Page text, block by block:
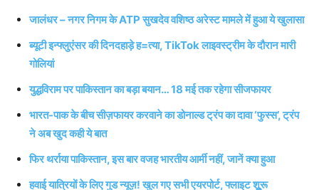
जालंधर – नगर निगम के ATP सुखदेव वशिष्ठ अरेस्ट मामले में हुआ ये खुलासा
ब्यूटी इन्फ्लुएंसर की दिनदहाड़े ह=त्या, TikTok लाइवस्ट्रीम के दौरान मारी
गोलियां
युद्धविराम पर पाकिस्तान का बड़ा बयान… 18 मई तक रहेगा सीजफायर
भारत-पाक के बीच सीज़फायर करवाने का डोनाल्ड ट्रंप का दावा ‘फुस्स’, ट्रंप
ने अब खुद कही ये बात
फिर थर्राया पाकिस्तान, इस बार वजह भारतीय आर्मी नहीं, जानें क्या हुआ
हवाई यात्रियों के लिए गुड न्यूज़! खुल गए सभी एयरपोर्ट, फ्लाइट शुूरू